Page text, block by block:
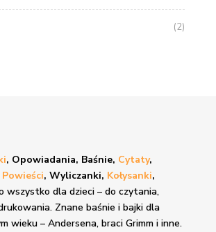
(2)
, Opowiadania, Baśnie, Cytaty,
Powieści, Wyliczanki, Kołysanki,
wszystko dla dzieci – do czytania,
Znane baśnie i bajkidla
wieku – Andersena, braci Grimm i inne.